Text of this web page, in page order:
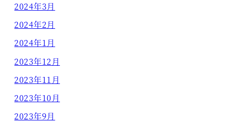
2024年3月
2024年2月
2024年1月
2023年12月
2023年11月
2023年10月
2023年9月